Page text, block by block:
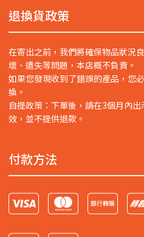
退換貨政策
在寄出之前，我們將確保物品狀況
壞、遺失等問題，本店概不負責。
如果您發現收到了錯誤的產品，您
換。
自提政策：下單後，請在3個月內
效，並不提供退款。
付款方法